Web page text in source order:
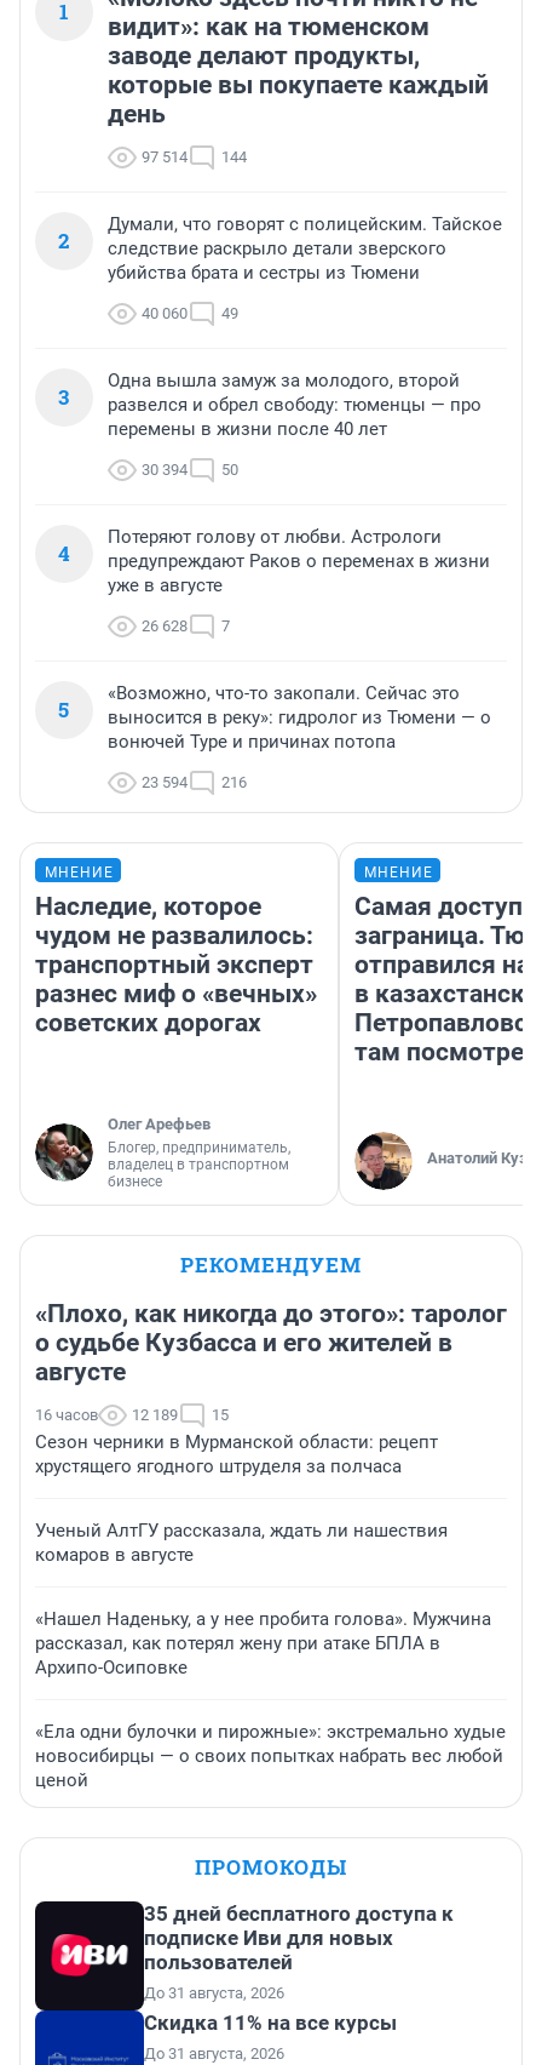
1
видит»: как на тюменском
заводе делают продукты,
которые вы покупаете каждый
день
97 514 144
2
Думали, что говорят с полицейским. Тайское
следствие раскрыло детали зверского
убийства брата и сестры из Тюмени
40 060 49
3
Одна вышла замуж за молодого, второй
развелся и обрел свободу: тюменцы — про
перемены в жизни после 40 лет
30 394 50
4
Потеряют голову от любви. Астрологи
предупреждают Раков о переменах в жизни
уже в августе
26 628 7
5
«Возможно, что-то закопали. Сейчас это
выносится в реку»: гидролог из Тюмени — о
вонючей Туре и причинах потопа
23 594 216
МНЕНИЕ
Наследие, которое
чудом не развалилось:
транспортный эксперт
разнес миф о «вечных»
советских дорогах
Олег Арефьев
Блогер, предприниматель,
владелец в транспортном
бизнесе
МНЕНИЕ
Самая
заграница.
отправился
в
там
Анатолий
РЕКОМЕНДУЕМ
«Плохо, как никогда до этого»: таролог
о судьбе Кузбасса и его жителей в
августе
16 часов 12 189 15
Сезон черники в Мурманской области: рецепт
хрустящего ягодного штруделя за полчаса
Ученый АлтГУ рассказала, ждать ли нашествия
комаров в августе
«Нашел Наденьку, а у нее пробита голова». Мужчина
рассказал, как потерял жену при атаке БПЛА в
Архипо-Осиповке
«Ела одни булочки и пирожные»: экстремально худые
новосибирцы — о своих попытках набрать вес любой
ценой
ПРОМОКОДЫ
35 дней бесплатного доступа к
подписке Иви для новых
пользователей
До 31 августа, 2026
Скидка 11% на все курсы
До 31 августа, 2026